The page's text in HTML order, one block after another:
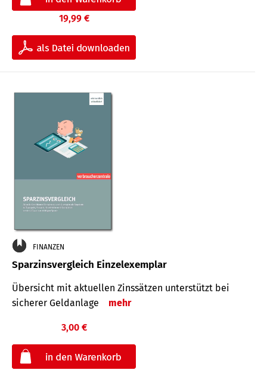
19,99 €
FINANZEN
Sparzinsvergleich Einzelexemplar
Übersicht mit aktuellen Zinssätzen unterstützt bei
sicherer Geldanlage
mehr
3,00 €